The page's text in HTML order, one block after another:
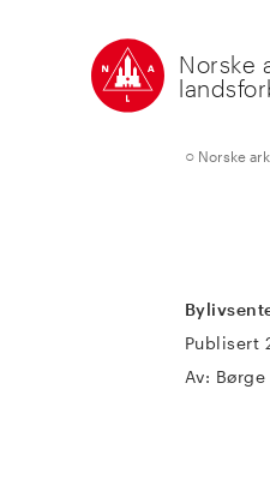
Norske
○ Norske
Publisert
Av: